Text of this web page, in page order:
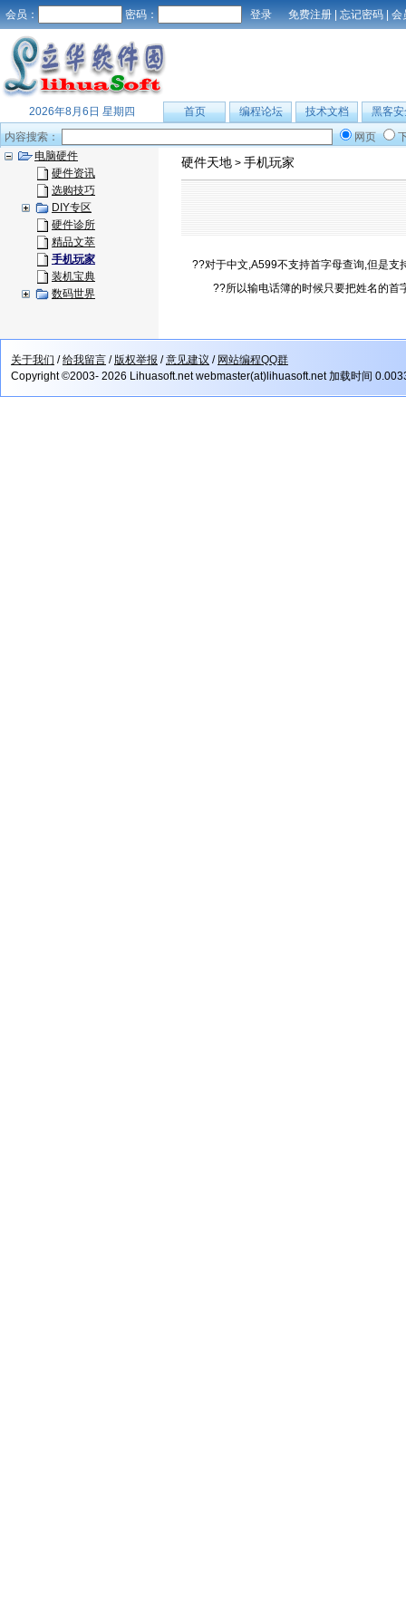
会员： 密码： 免费注册 | 忘记密码 | 会
2026年8月6日 星期四 首页 编程论坛 技术文档
黑客安
内容搜索：
网页
电脑硬件
硬件资讯
选购技巧
DIY专区
硬件诊所
精品文萃
手机玩家
装机宝典
数码世界
硬件天地 > 手机玩家
??对于中文,A599不支持首字母查询,但是支
??所以输电话簿的时候只要把姓名的首
关于我们 /给我留言 /版权举报 /意见建议 / 网站编程QQ群
Copyright ©2003- 2026 Lihuasoft.net webmaster(at)lihuasoft.net 加载时间